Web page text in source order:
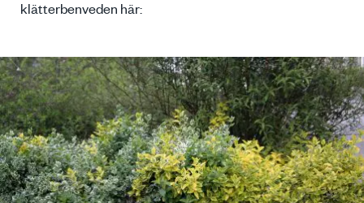
klätterbenveden här: